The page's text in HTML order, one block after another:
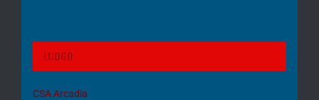
Luogo
CSA Arcadia